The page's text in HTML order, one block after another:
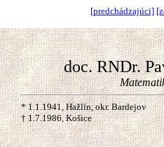
[predchádzajúci]
doc. RNDr.
* 1.1.1941, Hažlín, okr. Bardejov
† 1.7.1986, Košice